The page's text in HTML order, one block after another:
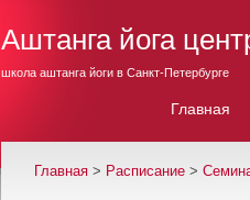
Аштанга йога
школа аштанга йоги в Санкт-Петербурге
Главная
Главная > Расписание >